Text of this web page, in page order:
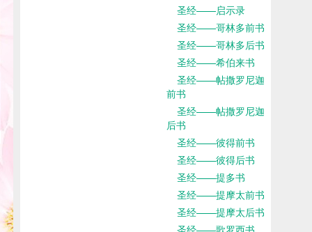
圣经——启示录
圣经——哥林多前书
圣经——哥林多后书
圣经——希伯来书
圣经——帖撒罗尼迦
前书
圣经——帖撒罗尼迦
后书
圣经——彼得前书
圣经——彼得后书
圣经——提多书
圣经——提摩太前书
圣经——提摩太后书
圣经——歌罗西书